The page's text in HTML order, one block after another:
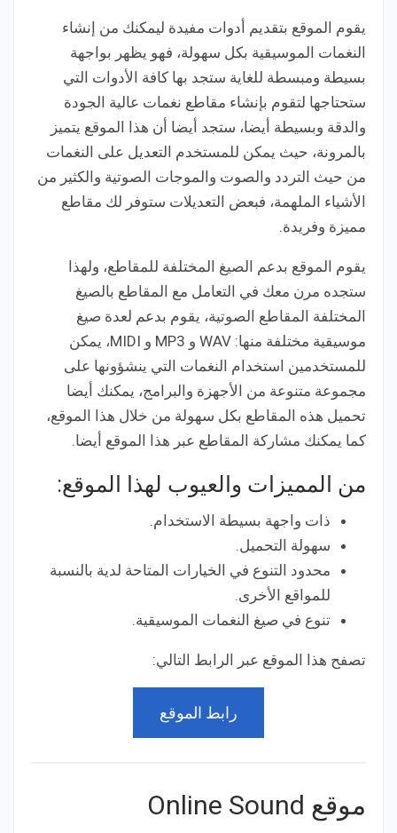
يقوم الموقع بتقديم أدوات مفيدة ليمكنك من إنشاء
النغمات الموسيقية بكل سهولة، فهو يظهر بواجهة
بسيطة ومبسطة للغاية ستجد بها كافة الأدوات التي
ستحتاجها لتقوم بإنشاء مقاطع نغمات عالية الجودة
والدقة وبسيطة أيضا، ستجد أيضا أن هذا الموقع يتميز
بالمرونة، حيث يمكن للمستخدم التعديل على النغمات
من حيث التردد والصوت والموجات الصوتية والكثير من
الأشياء الملهمة، فبعض التعديلات ستوفر لك مقاطع
مميزة وفريدة.
يقوم الموقع بدعم الصيغ المختلفة للمقاطع، ولهذا
ستجده مرن معك في التعامل مع المقاطع بالصيغ
المختلفة المقاطع الصوتية، يقوم بدعم لعدة صيغ
موسيقية مختلفة منها: WAV و MP3 و MIDI، يمكن
للمستخدمين استخدام النغمات التي ينشؤونها على
مجموعة متنوعة من الأجهزة والبرامج، يمكنك أيضا
تحميل هذه المقاطع بكل سهولة من خلال هذا الموقع،
كما يمكنك مشاركة المقاطع عبر هذا الموقع أيضا.
من المميزات والعيوب لهذا الموقع:
ذات واجهة بسيطة الاستخدام.
سهولة التحميل.
محدود التنوع في الخيارات المتاحة لدية بالنسبة
للمواقع الأخرى.
تنوع في صيغ النغمات الموسيقية.
تصفح هذا الموقع عبر الرابط التالي:
رابط الموقع
موقع Online Sound